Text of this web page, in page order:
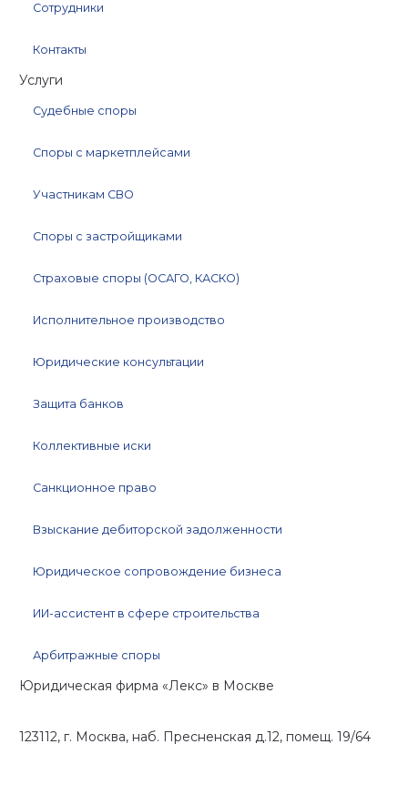
Сотрудники
Контакты
Услуги
Судебные споры
Споры с маркетплейсами
Участникам СВО
Споры с застройщиками
Страховые споры (ОСАГО, КАСКО)
Исполнительное производство
Юридические консультации
Защита банков
Коллективные иски
Санкционное право
Взыскание дебиторской задолженности
Юридическое сопровождение бизнеса
ИИ-ассистент в сфере строительства
Арбитражные споры
Юридическая фирма «Лекс» в Москве
123112, г. Москва, наб. Пресненская д.12, помещ. 19/64